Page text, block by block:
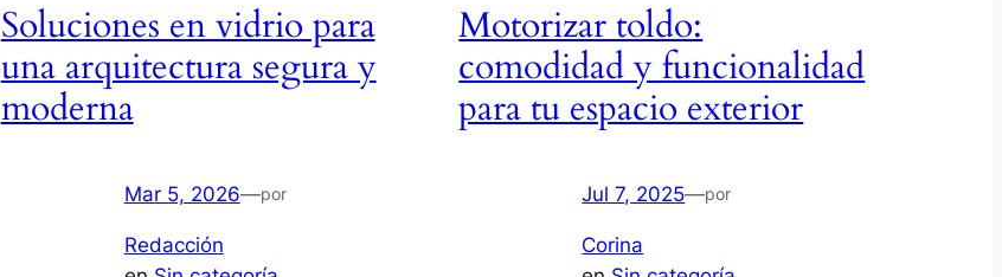
Soluciones en vidrio para
una arquitectura segura y
moderna
Mar 5, 2026—por
Redacción
Motorizar toldo:
comodidad y funcionalidad
para tu espacio exterior
Jul 7, 2025—por
Corina